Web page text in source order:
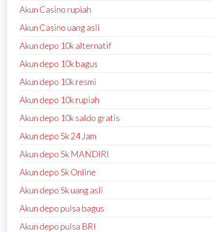
Akun Casino rupiah
Akun Casino uang asli
Akun depo 10k alternatif
Akun depo 10k bagus
Akun depo 10k resmi
Akun depo 10k rupiah
Akun depo 10k saldo gratis
Akun depo 5k 24 Jam
Akun depo 5k MANDIRI
Akun depo 5k Online
Akun depo 5k uang asli
Akun depo pulsa bagus
Akun depo pulsa BRI